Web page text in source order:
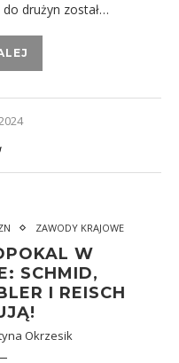
drużyn został…
ZAWODY KRAJOWE
W
SCHMID,
I REISCH
Okrzesik